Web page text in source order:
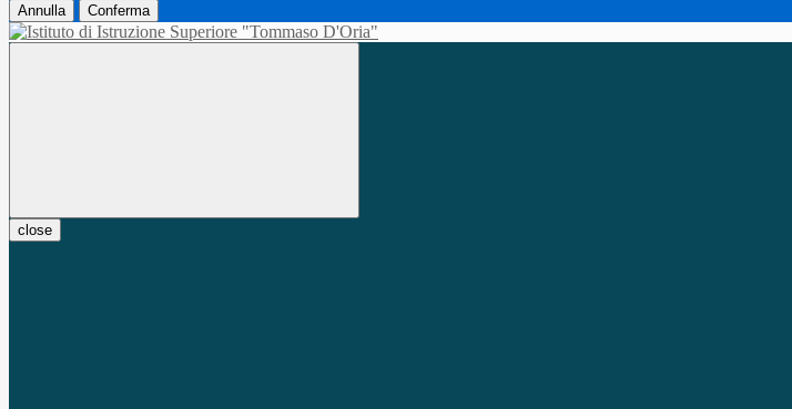
Annulla Conferma
close